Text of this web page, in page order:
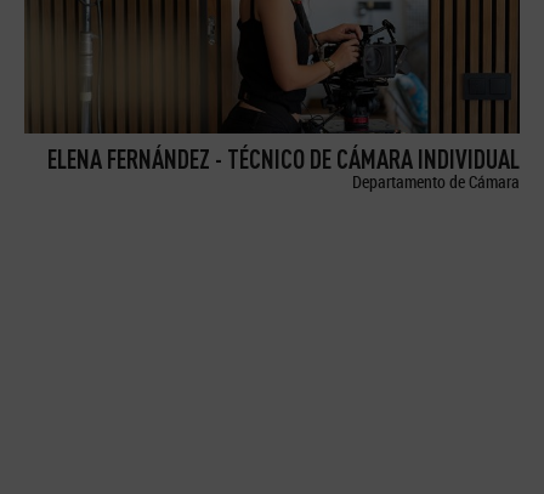
ELENA FERNÁNDEZ - TÉCNICO DE CÁMARA INDIVIDUAL
Departamento de Cámara